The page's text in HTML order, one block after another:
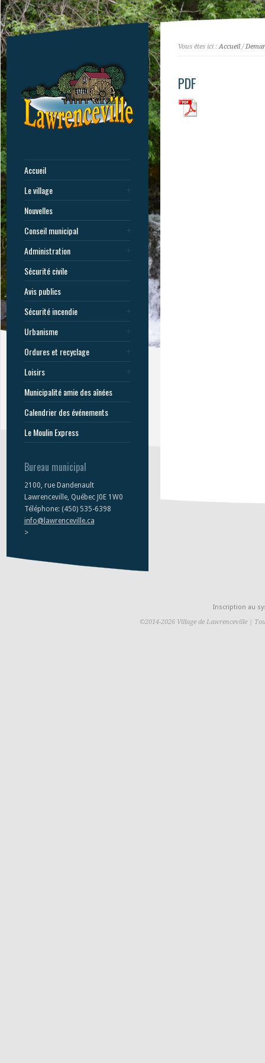
Accueil
Le village
Nouvelles
Conseil municipal
Administration
Sécurité civile
Avis publics
Sécurité incendie
Urbanisme
Ordures et recyclage
Loisirs
Municipalité amie des aînées
Calendrier des événements
Le Moulin Express
Bureau municipal
2100, rue Dandenault
Lawrenceville, Québec J0E 1W0
Téléphone: (450) 535-6398
info@lawrenceville.ca
>
Vous êtes ici :Accueil/
PDF
Inscription au
©2014-2026 Village de Lawrenceville |